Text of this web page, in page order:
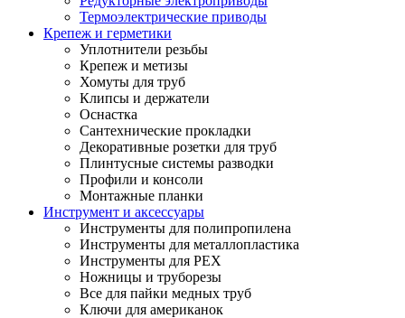
Термоэлектрические приводы
Крепеж и герметики
Уплотнители резьбы
Крепеж и метизы
Хомуты для труб
Клипсы и держатели
Оснастка
Сантехнические прокладки
Декоративные розетки для труб
Плинтусные системы разводки
Профили и консоли
Монтажные планки
Инструмент и аксессуары
Инструменты для полипропилена
Инструменты для металлопластика
Инструменты для PEX
Ножницы и труборезы
Все для пайки медных труб
Ключи для американок